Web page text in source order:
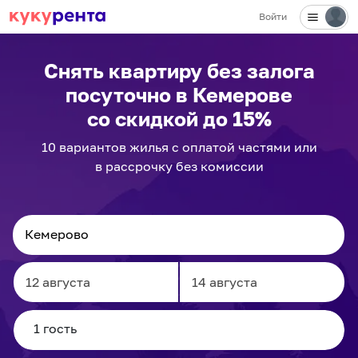
Войти
Снять квартиру без залога
посуточно в Кемерове
со скидкой до 15%
10 вариантовжилья с оплатой частями или
в рассрочку без комиссии
Navigate
forward
to
Navigate
to